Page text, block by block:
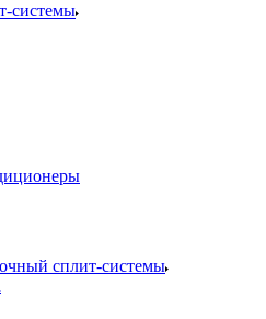
системы
сплит-системы